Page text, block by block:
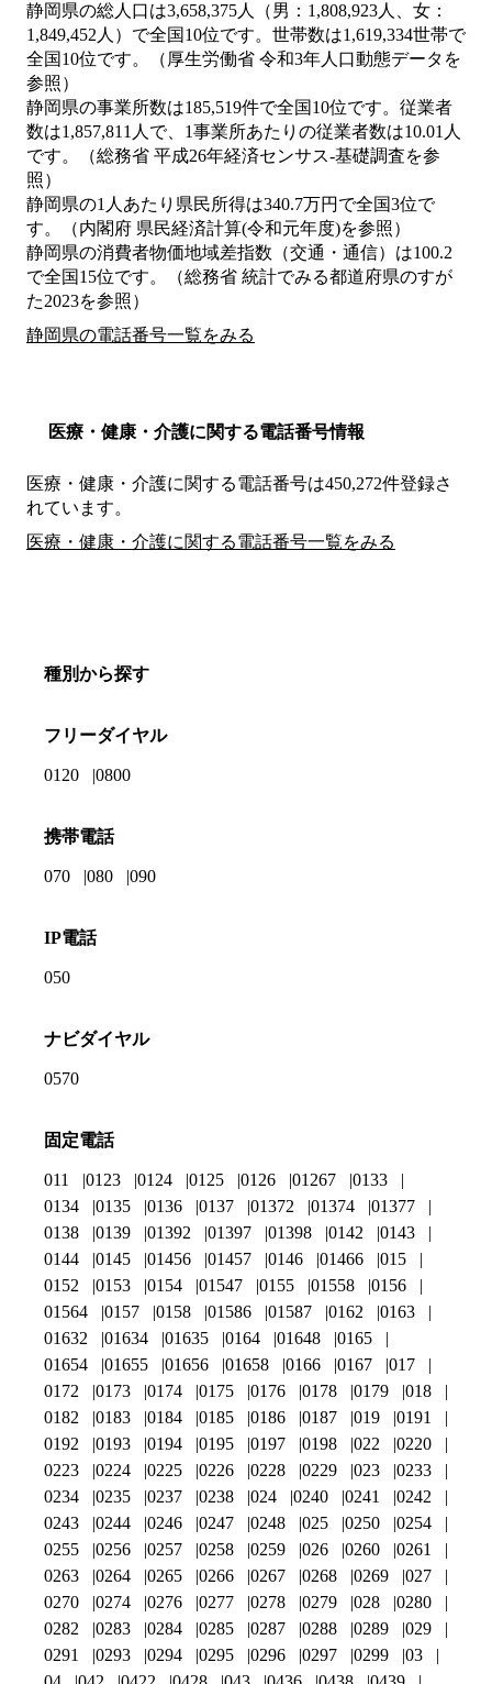
静岡県の総人口は3,658,375人（男：1,808,923人、女：
1,849,452人）で全国10位です。世帯数は1,619,334世帯で
全国10位です。（厚生労働省 令和3年人口動態データを
参照）
静岡県の事業所数は185,519件で全国10位です。従業者
数は1,857,811人で、1事業所あたりの従業者数は10.01人
です。（総務省 平成26年経済センサス‐基礎調査を参
照）
静岡県の1人あたり県民所得は340.7万円で全国3位で
す。（内閣府 県民経済計算(令和元年度)を参照）
静岡県の消費者物価地域差指数（交通・通信）は100.2
で全国15位です。（総務省 統計でみる都道府県のすが
た2023を参照）
静岡県の電話番号一覧をみる
医療・健康・介護に関する電話番号情報
医療・健康・介護に関する電話番号は450,272件登録さ
れています。
医療・健康・介護に関する電話番号一覧をみる
種別から探す
フリーダイヤル
0120 0800
携帯電話
070 080 090
IP電話
050
ナビダイヤル
0570
固定電話
011 0123 0124 0125 0126 01267
0133
0134
0135 0136 0137 01372 01374
01377
0138
0139 01392 01397 01398 0142
0143
0144
0145 01456 01457 0146 01466
015
0152
0153 0154 01547 0155 01558
0156
01564
0157 0158 01586 01587 0162
0163
01632
01634 01635 0164 01648
0165
01654
01655 01656 01658 0166 0167
017
0172
0173 0174 0175 0176 0178 0179
018
0182
0183 0184 0185 0186 0187 019
0191
0192
0193 0194 0195 0197 0198 022
0220
0223
0224 0225 0226 0228 0229 023
0233
0234
0235 0237 0238 024 0240 0241
0242
0243
0244 0246 0247 0248 025 0250
0254
0255
0256 0257 0258 0259 026 0260
0261
0263
0264 0265 0266 0267 0268 0269
027
0270
0274 0276 0277 0278 0279 028
0280
0282
0283 0284 0285 0287 0288 0289
029
0291
0293 0294 0295 0296 0297 0299
03